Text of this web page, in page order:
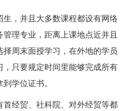
，并且大多数课程都设有网络
理专业，距离上课地点近并且
周末面授学习，在外地的学员
只要规定时间里能够完成所有
学位证书。
经贸、社科院、对外经贸等都